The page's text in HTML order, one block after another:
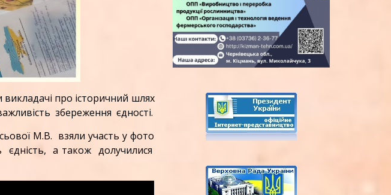
про історичний шлях
збереження єдності.
М.В. взяли участь у фото
а також долучилися